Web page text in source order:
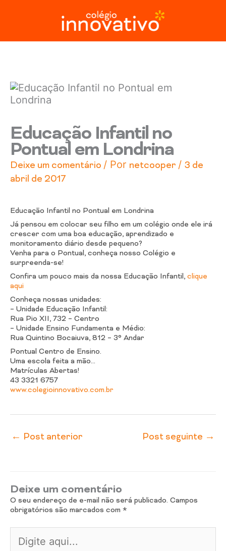
conteúdo
Educação Infantil no
Pontual em Londrina
Deixe um comentário / Por netcooper / 3 de
abril de 2017
Educação Infantil no Pontual em Londrina
Já pensou em colocar seu filho em um colégio onde ele irá
crescer com uma boa educação, aprendizado e
monitoramento diário desde pequeno?
Venha para o Pontual, conheça nosso Colégio e
surpreenda-se!
Confira um pouco mais da nossa Educação Infantil, clique
aqui
Conheça nossas unidades:
– Unidade Educação Infantil:
Rua Pio XII, 732 – Centro
– Unidade Ensino Fundamenta e Médio:
Rua Quintino Bocaiuva, 812 – 3° Andar
Pontual Centro de Ensino.
Uma escola feita a mão…
Matrículas Abertas!
43 3321 6757
www.colegioinnovativo.com.br
← Post anterior Post seguinte →
Deixe um comentário
O seu endereço de e-mail não será publicado. Campos
obrigatórios são marcados com *
aqui...